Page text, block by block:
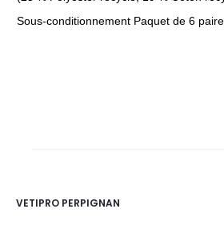
Sous-conditionnement Paquet de 6
VETIPRO PERPIGNAN